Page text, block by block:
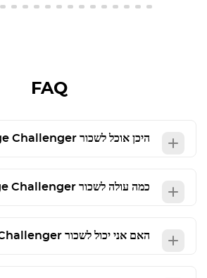
FAQ
היכן אוכל לשכור Challenger
כמה עולה לשכור Challenger
האם אני יכול לשכור